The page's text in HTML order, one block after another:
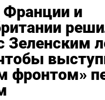
и
Зеленским
фронтом»